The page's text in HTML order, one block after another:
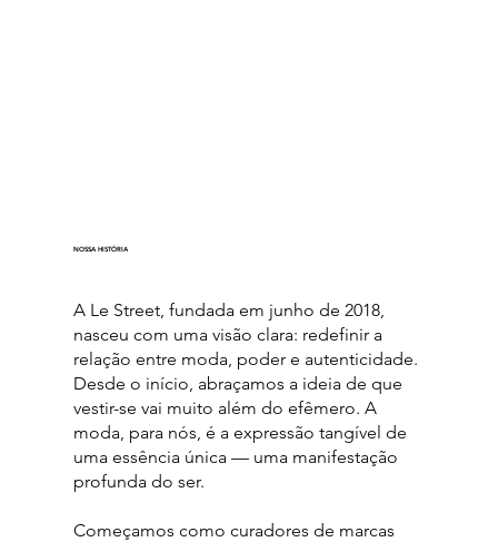
NOSSA HISTÓRIA
A Le Street, fundada em junho de 2018,
nasceu com uma visão clara: redefinir a
relação entre moda, poder e autenticidade.
Desde o início, abraçamos a ideia de que
vestir-se vai muito além do efêmero. A
moda, para nós, é a expressão tangível de
uma essência única — uma manifestação
profunda do ser.
Começamos como curadores de marcas